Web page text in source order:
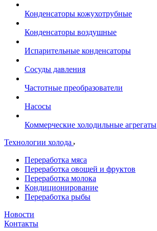
Конденсаторы кожухотрубные
Конденсаторы воздушные
Испарительные конденсаторы
Сосуды давления
Частотные преобразователи
Насосы
Коммерческие холодильные агрегаты
Технологии холода
Переработка мяса
Переработка овощей и фруктов
Переработка молока
Кондиционирование
Переработка рыбы
Новости
Контакты